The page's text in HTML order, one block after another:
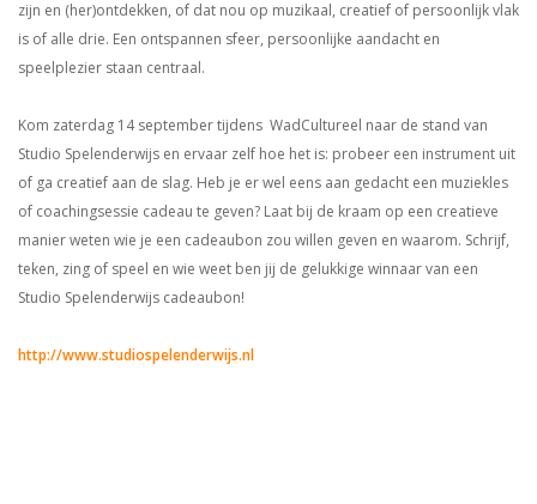
zijn en (her)ontdekken, of dat nou op muzikaal, creatief of persoonlijk vlak
is of alle drie. Een ontspannen sfeer, persoonlijke aandacht en
speelplezier staan centraal.
Kom zaterdag 14 september tijdens WadCultureel naar de stand van
Studio Spelenderwijs en ervaar zelf hoe het is: probeer een instrument uit
of ga creatief aan de slag. Heb je er wel eens aan gedacht een muziekles
of coachingsessie cadeau te geven? Laat bij de kraam op een creatieve
manier weten wie je een cadeaubon zou willen geven en waarom. Schrijf,
teken, zing of speel en wie weet ben jij de gelukkige winnaar van een
Studio Spelenderwijs cadeaubon!
http://www.studiospelenderwijs.nl